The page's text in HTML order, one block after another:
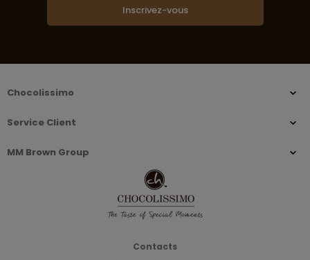
Inscrivez-vous
Chocolissimo
Service Client
MM Brown Group
Contacts